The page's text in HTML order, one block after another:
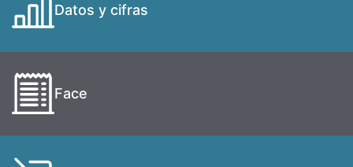
Datos y cifras
Face